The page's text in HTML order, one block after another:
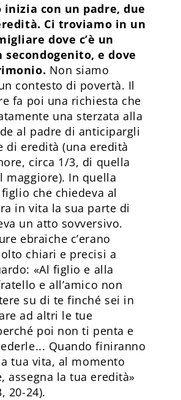
inizia con un padre, due
Ci troviamo in un
dove c’è un
secondogenito, e dove
Non siamo
contesto di povertà. Il
fa poi una richiesta che
una sterzata alla
al padre di anticipargli
di eredità (una eredità
circa 1/3, di quella
maggiore). In quella
che chiedeva al
in vita la sua parte di
un atto sovversivo.
ebraiche c’erano
chiari e precisi a
«Al figlio e alla
e all’amico non
su di te finché sei in
ad altri le tue
poi non ti penta e
Quando finiranno
tua vita, al momento
assegna la tua eredità»
20-24).